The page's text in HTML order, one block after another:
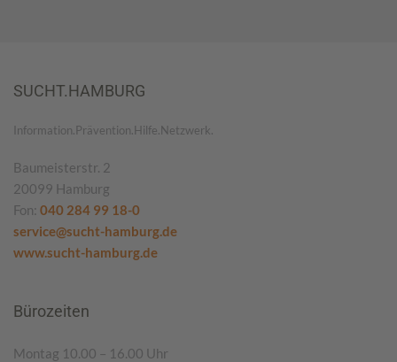
SUCHT.HAMBURG
Information.Prävention.Hilfe.Netzwerk.
Baumeisterstr. 2
20099 Hamburg
Fon: 040 284 99 18-0
service@sucht-hamburg.de
www.sucht-hamburg.de
Bürozeiten
Montag 10.00 – 16.00 Uhr